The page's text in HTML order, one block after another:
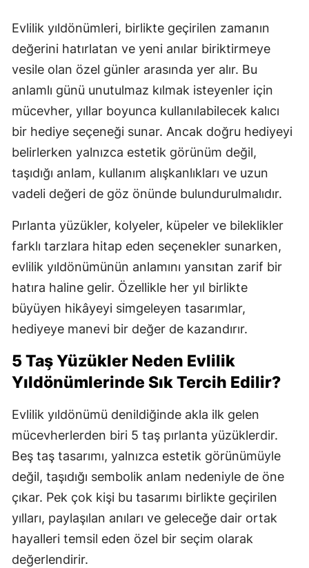
Hatay
Isparta
Mersin
İstanbul
İzmir
Kars
Kastamonu
Kayseri
Kırklareli
Kırşehir
Kocaeli
Konya
Kütahya
Malatya
Manisa
Kahramanmaraş
Mardin
Muğla
Evlilik yıldönümleri, birlikte geçirilen zamanın
değerini hatırlatan ve yeni anılar biriktirmeye
vesile olan özel günler arasında yer alır. Bu
anlamlı günü unutulmaz kılmak isteyenler için
mücevher, yıllar boyunca kullanılabilecek kalıcı
bir hediye seçeneği sunar. Ancak doğru hediyeyi
belirlerken yalnızca estetik görünüm değil,
taşıdığı anlam, kullanım alışkanlıkları ve uzun
vadeli değeri de göz önünde bulundurulmalıdır.
Pırlanta yüzükler, kolyeler, küpeler ve bileklikler
farklı tarzlara hitap eden seçenekler sunarken,
evlilik yıldönümünün anlamını yansıtan zarif bir
hatıra haline gelir. Özellikle her yıl birlikte
büyüyen hikâyeyi simgeleyen tasarımlar,
hediyeye manevi bir değer de kazandırır.
5 Taş Yüzükler Neden Evlilik
Yıldönümlerinde Sık Tercih Edilir?
Evlilik yıldönümü denildiğinde akla ilk gelen
mücevherlerden biri 5 taş pırlanta yüzüklerdir.
Beş taş tasarımı, yalnızca estetik görünümüyle
değil, taşıdığı sembolik anlam nedeniyle de öne
çıkar. Pek çok kişi bu tasarımı birlikte geçirilen
yılları, paylaşılan anıları ve geleceğe dair ortak
hayalleri temsil eden özel bir seçim olarak
değerlendirir.